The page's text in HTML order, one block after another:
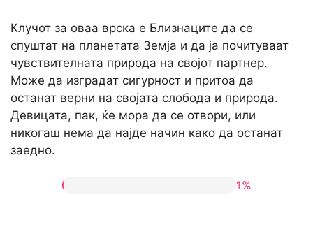
Клучот за оваа врска е Близнаците да се
спуштат на планетата Земја и да ја почитуваат
чувствителната природа на својот партнер.
Може да изградат сигурност и притоа да
останат верни на својата слобода и природа.
Девицата, пак, ќе мора да се отвори, или
никогаш нема да најде начин како да останат
заедно.
1%